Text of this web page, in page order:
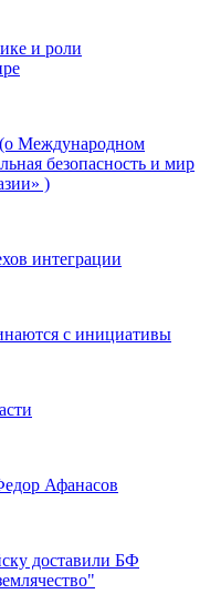
и роли
безопасность и мир
)
интеграции
с инициативы
Афанасов
доставили БФ